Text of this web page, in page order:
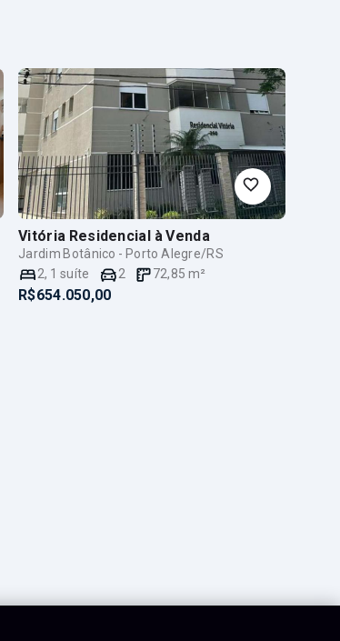
Vitória Residencial à Venda
Jardim Botânico - Porto Alegre/RS
2, 1 suíte 2 72,85 m²
R$654.050,00